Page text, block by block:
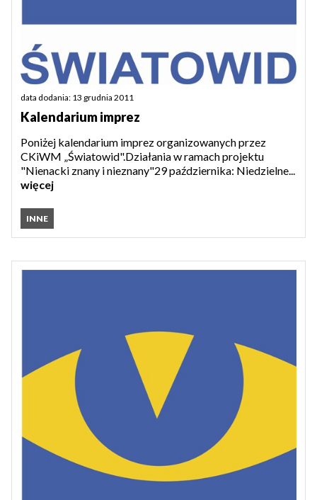
data dodania: 13 grudnia 2011
Kalendarium imprez
Poniżej kalendarium imprez organizowanych przez
CKiWM „Światowid".Działania w ramach projektu
"Nienacki znany i nieznany"29 października: Niedzielne...
więcej
INNE